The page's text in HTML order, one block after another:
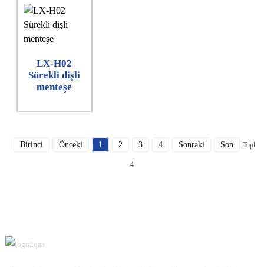
LX-H02
Sürekli dişli
menteşe
Birinci Önceki 1 2 3 4 Sonraki Son Toplam
4